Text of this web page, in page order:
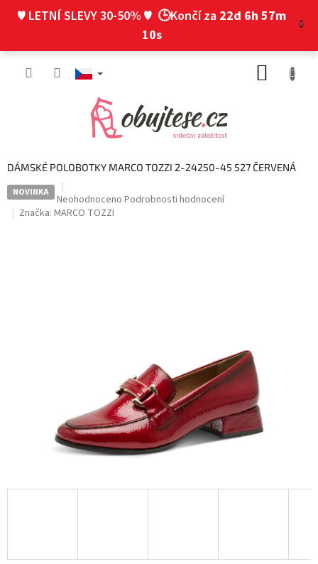
♥ LETNÍ SLEVY 30-50% ♥ 🕒Končí za 22d 6h 57m
9s
DÁMSKÉ POLOBOTKY MARCO TOZZI 2-24250-45 527 ČERVENÁ
NOVINKA
Průměrné
hodnocení
Neohodnoceno Podrobnosti hodnocení
Značka: MARCO TOZZI